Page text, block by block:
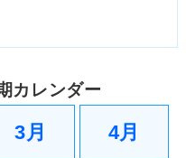
カレンダー
3月 4月